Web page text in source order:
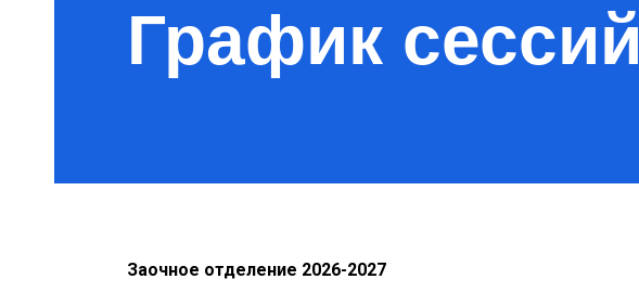
График сессий
Заочное отделение 2026-2027